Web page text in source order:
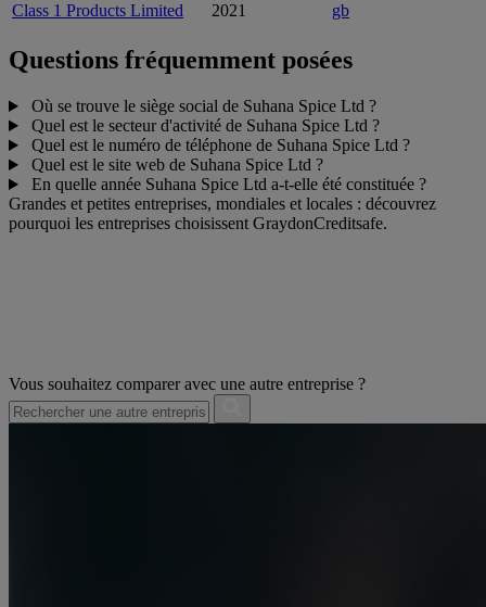
Class 1 Products Limited
2021 gb
Questions fréquemment posées
Où se trouve le siège social de Suhana Spice Ltd ?
Quel est le secteur d'activité de Suhana Spice Ltd ?
Quel est le numéro de téléphone de Suhana Spice Ltd ?
Quel est le site web de Suhana Spice Ltd ?
En quelle année Suhana Spice Ltd a-t-elle été constituée ?
Grandes et petites entreprises, mondiales et locales : découvrez
pourquoi les entreprises choisissent GraydonCreditsafe.
Vous souhaitez comparer avec une autre entreprise ?